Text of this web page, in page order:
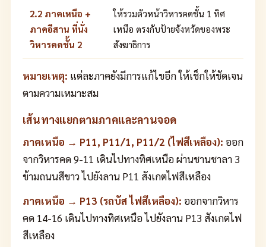
2.2 ภาคเหนือ +
ภาคอีสาน ที่นั่ง
วิหารคดชั้น 2
ให้รวมตัวหน้าวิหารคดชั้น 1 ทิศ
เหนือ ตรงกับป้ายจังหวัดของพระ
สังฆาธิการ
หมายเหตุ: แต่ละภาคยังมีการแก้ไขอีก ให้เช็กให้ชัดเจน
ตามความเหมาะสม
เส้นทางแยกตามภาคและลานจอด
ภาคเหนือ → P11, P11/1, P11/2 (ไฟสีเหลือง): ออก
จากวิหารคด 9-11 เดินไปทางทิศเหนือ ผ่านชานชาลา 3
ข้ามถนนสีขาว ไปยังลาน P11 สังเกตไฟสีเหลือง
ภาคเหนือ → P13 (รถบัส ไฟสีเหลือง): ออกจากวิหาร
คด 14-16 เดินไปทางทิศเหนือ ไปยังลาน P13 สังเกตไฟ
สีเหลือง